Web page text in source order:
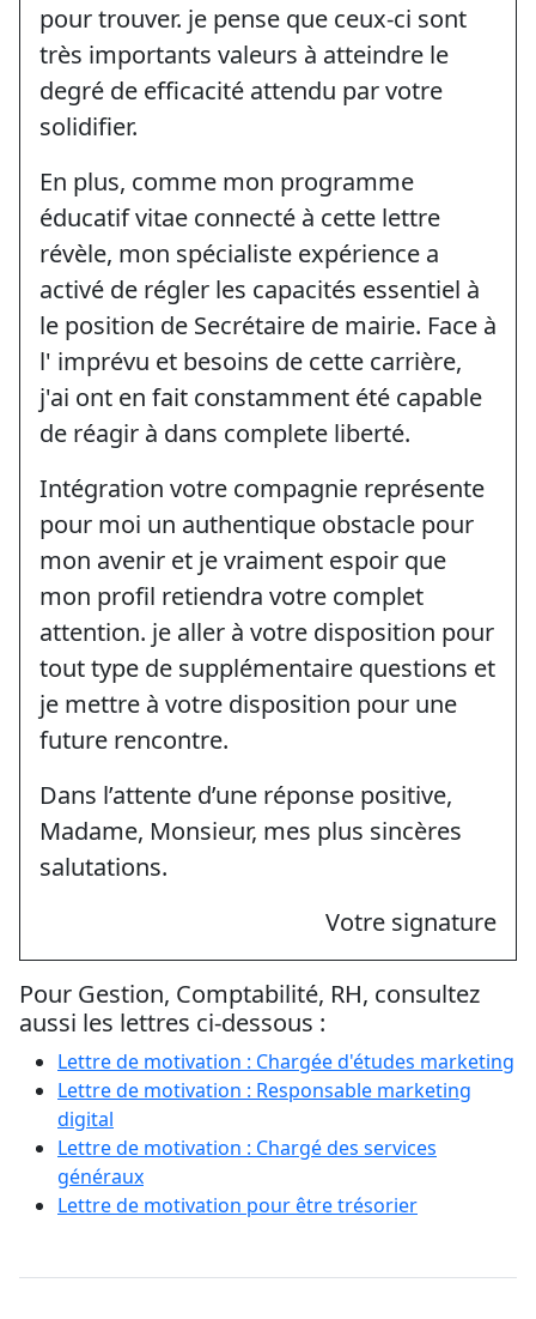
pour trouver. je pense que ceux-ci sont
très importants valeurs à atteindre le
degré de efficacité attendu par votre
solidifier.
En plus, comme mon programme
éducatif vitae connecté à cette lettre
révèle, mon spécialiste expérience a
activé de régler les capacités essentiel à
le position de Secrétaire de mairie. Face à
l' imprévu et besoins de cette carrière,
j'ai ont en fait constamment été capable
de réagir à dans complete liberté.
Intégration votre compagnie représente
pour moi un authentique obstacle pour
mon avenir et je vraiment espoir que
mon profil retiendra votre complet
attention. je aller à votre disposition pour
tout type de supplémentaire questions et
je mettre à votre disposition pour une
future rencontre.
Dans l’attente d’une réponse positive,
Madame, Monsieur, mes plus sincères
salutations.
Votre signature
Pour Gestion, Comptabilité, RH, consultez
aussi les lettres ci-dessous :
Lettre de motivation : Chargée d'études marketing
Lettre de motivation : Responsable marketing
digital
Lettre de motivation : Chargé des services
généraux
Lettre de motivation pour être trésorier